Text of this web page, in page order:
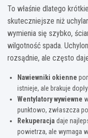
To właśnie dlatego
skuteczniejsze niż
wymienia się szybko,
wilgotność spada.
rozsądnie, ale często
Nawiewniki okienne
istnieje, ale brakuje
Wentylatory wywiewne
punktowo, zwłaszcza
Rekuperacja daje
powietrza, ale wymaga